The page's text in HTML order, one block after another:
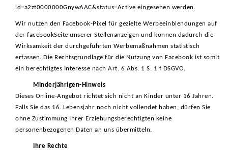
id=a2zt0000000GnywAAC&status=Active eingesehen werden.
Wir nutzen den Facebook-Pixel für gezielte Werbeeinblendungen auf
der facebookSeite unserer Stellenanzeigen und können dadurch die
Wirksamkeit der durchgeführten Werbemaßnahmen statistisch
erfassen. Die Rechtsgrundlage für die Nutzung von Facebook ist somit
ein berechtigtes Interesse nach Art. 6 Abs. 1 S. 1 f DSGVO.
Minderjährigen-Hinweis
Dieses Online-Angebot richtet sich nicht an Kinder unter 16 Jahren.
Falls Sie das 16. Lebensjahr noch nicht vollendet haben, dürfen Sie
ohne Zustimmung Ihrer Erziehungsberechtigten keine
personenbezogenen Daten an uns übermitteln.
Ihre Rechte